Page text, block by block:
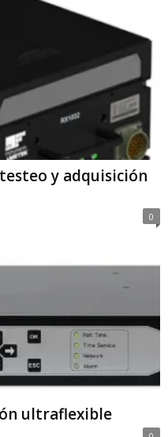
y adquisición
0
ultraflexible